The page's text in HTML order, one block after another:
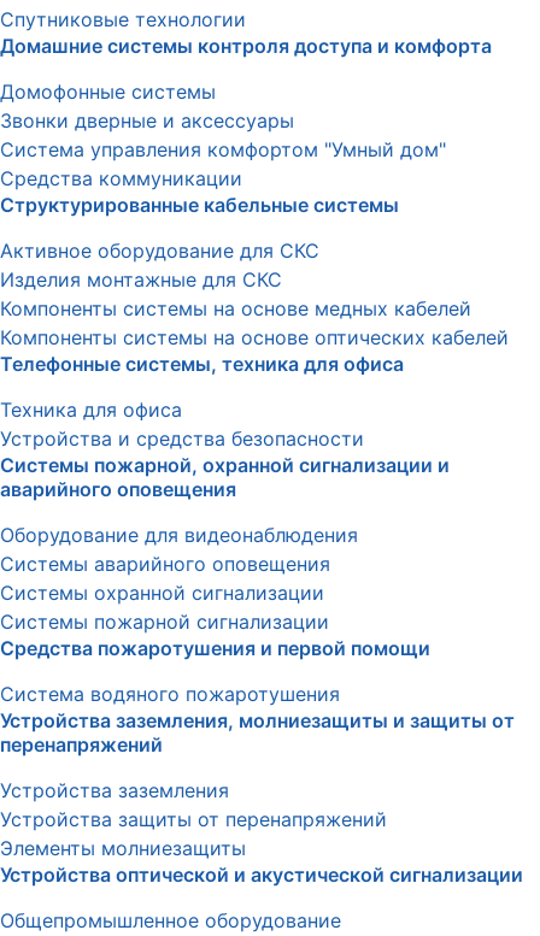
Спутниковые технологии
Домашние системы контроля доступа и комфорта
Домофонные системы
Звонки дверные и аксессуары
Система управления комфортом "Умный дом"
Средства коммуникации
Структурированные кабельные системы
Активное оборудование для СКС
Изделия монтажные для СКС
Компоненты системы на основе медных кабелей
Компоненты системы на основе оптических кабелей
Телефонные системы, техника для офиса
Техника для офиса
Устройства и средства безопасности
Системы пожарной, охранной сигнализации и
аварийного оповещения
Оборудование для видеонаблюдения
Системы аварийного оповещения
Системы охранной сигнализации
Системы пожарной сигнализации
Средства пожаротушения и первой помощи
Система водяного пожаротушения
Устройства заземления, молниезащиты и защиты от
перенапряжений
Устройства заземления
Устройства защиты от перенапряжений
Элементы молниезащиты
Устройства оптической и акустической сигнализации
Общепромышленное оборудование